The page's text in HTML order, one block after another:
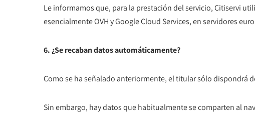
Le informamos que, para la prestación del servicio, Citiservi
esencialmente OVH y Google Cloud Services, en servidores
6. ¿Se recaban datos automáticamente?
Como se ha señalado anteriormente, el titular sólo dispondrá
Sin embargo, hay datos que habitualmente se comparten al